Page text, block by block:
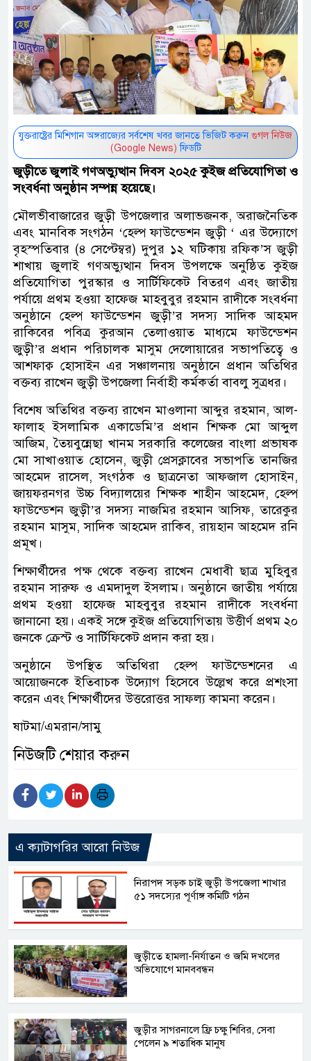
যুক্তরাষ্ট্রের মিশিগান অঙ্গরাজ্যের সর্বশেষ খবর জানতে ভিজিট করুন গুগল নিউজ
(Google News) ফিডটি
জুড়ীতে জুলাই গণঅভ্যুত্থান দিবস ২০২৫ কুইজ প্রতিযোগিতা ও
সংবর্ধনা অনুষ্ঠান সম্পন্ন হয়েছে।
মৌলভীবাজারের জুড়ী উপজেলার অলাভজনক, অরাজনৈতিক
এবং মানবিক সংগঠন ‘হেল্প ফাউন্ডেশন জুড়ী ‘ এর উদ্যোগে
বৃহস্পতিবার (৪ সেপ্টেম্বর) দুপুর ১২ ঘটিকায় রফিক’স জুড়ী
শাখায় জুলাই গণঅভ্যুত্থান দিবস উপলক্ষে অনুষ্ঠিত কুইজ
প্রতিযোগিতা পুরস্কার ও সার্টিফিকেট বিতরণ এবং জাতীয়
পর্যায়ে প্রথম হওয়া হাফেজ মাহবুবুর রহমান রাদীকে সংবর্ধনা
অনুষ্ঠানে হেল্প ফাউন্ডেশন জুড়ী’র সদস্য সাদিক আহমদ
রাকিবের পবিত্র কুরআন তেলাওয়াত মাধ্যমে ফাউন্ডেশন
জুড়ী’র প্রধান পরিচালক মাসুম দেলোয়ারের সভাপতিত্বে ও
আশফাক্ব হোসাইন এর সঞ্চালনায় অনুষ্ঠানে প্রধান অতিথির
বক্তব্য রাখেন জুড়ী উপজেলা নির্বাহী কর্মকর্তা বাবলু সুত্রধর।
বিশেষ অতিথির বক্তব্য রাখেন মাওলানা আব্দুর রহমান, আল-
ফালাহ ইসলামিক একাডেমি’র প্রধান শিক্ষক মো আব্দুল
আজিম, তৈয়বুন্নেছা খানম সরকারি কলেজের বাংলা প্রভাষক
মো সাখাওয়াত হোসেন, জুড়ী প্রেসক্লাবের সভাপতি তানজির
আহমেদ রাসেল, সংগঠক ও ছাত্রনেতা আফজাল হোসাইন,
জায়ফরনগর উচ্চ বিদ্যালয়ের শিক্ষক শাহীন আহমেদ, হেল্প
ফাউন্ডেশন জুড়ী’র সদস্য নাজমির রহমান আসিফ, তারেকুর
রহমান মাসুম, সাদিক আহমেদ রাকিব, রায়হান আহমেদ রনি
প্রমূখ।
শিক্ষার্থীদের পক্ষ থেকে বক্তব্য রাখেন মেধাবী ছাত্র মুহিবুর
রহমান সারুফ ও এমদাদুল ইসলাম। অনুষ্ঠানে জাতীয় পর্যায়ে
প্রথম হওয়া হাফেজ মাহবুবুর রহমান রাদীকে সংবর্ধনা
জানানো হয়। একই সঙ্গে কুইজ প্রতিযোগিতায় উত্তীর্ণ প্রথম ২০
জনকে ক্রেস্ট ও সার্টিফিকেট প্রদান করা হয়।
অনুষ্ঠানে উপস্থিত অতিথিরা হেল্প ফাউন্ডেশনের এ
আয়োজনকে ইতিবাচক উদ্যোগ হিসেবে উল্লেখ করে প্রশংসা
করেন এবং শিক্ষার্থীদের উত্তরোত্তর সাফল্য কামনা করেন।
ষাটমা/এমরান/সামু
নিউজটি শেয়ার করুন
এ ক্যাটাগরির আরো নিউজ
নিরাপদ সড়ক চাই জুড়ী উপজেলা শাখার
৫১ সদস্যের পূর্ণাঙ্গ কমিটি গঠন
জুড়ীতে হামলা-নির্যাতন ও জমি দখলের
অভিযোগে মানববন্ধন
জুড়ীর সাগরনালে ফ্রি চক্ষু শিবির, সেবা
পেলেন ৯ শতাধিক মানুষ